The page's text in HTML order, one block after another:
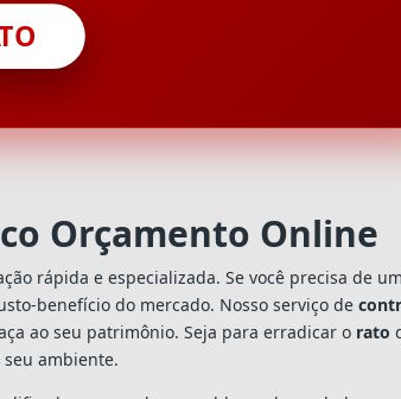
Orçamento Online
rápida e especializada. Se você precisa de
benefício do mercado. Nosso serviço de
ao seu patrimônio. Seja para erradicar o rato
ambiente.